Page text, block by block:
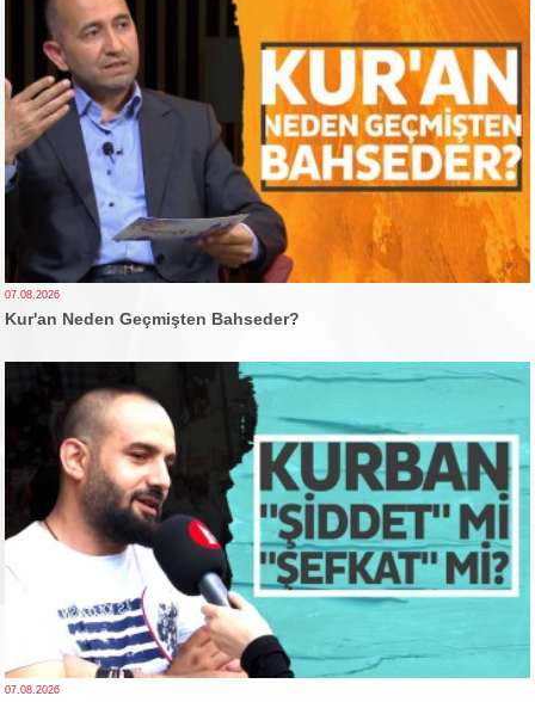
07.08.2026
Kur'an Neden Geçmişten Bahseder?
07.08.2026